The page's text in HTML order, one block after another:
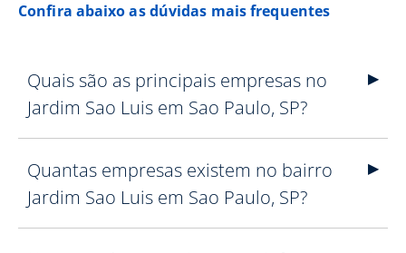
Confira abaixo as dúvidas mais frequentes
Quais são as principais empresas no
Jardim Sao Luis em Sao Paulo, SP?
Quantas empresas existem no bairro
Jardim Sao Luis em Sao Paulo, SP?